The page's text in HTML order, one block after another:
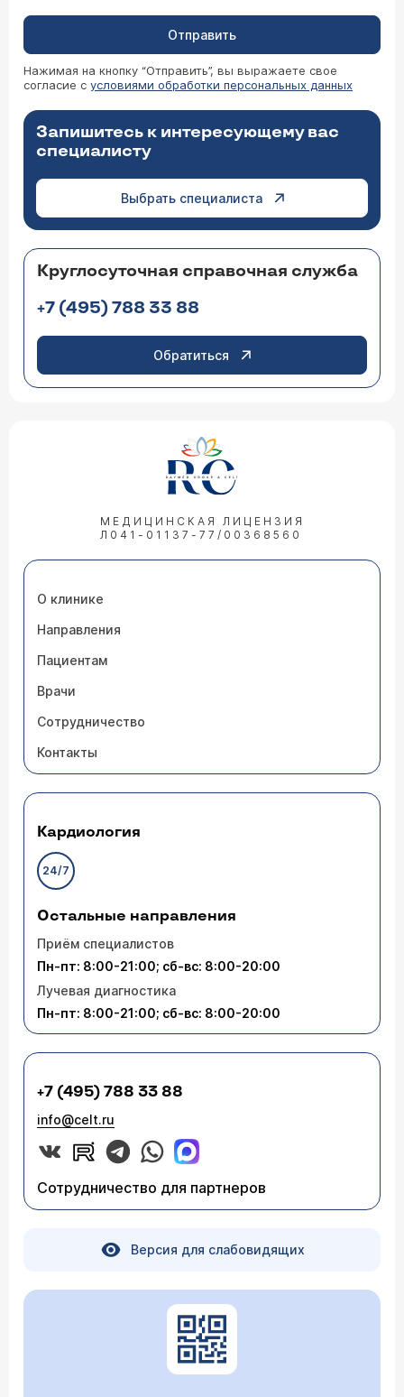
Отправить
Нажимая на кнопку “Отправить”, вы выражаете свое
согласие с условиями обработки персональных данных
Запишитесь к интересующему вас
специалисту
Выбрать специалиста
Круглосуточная справочная служба
+7 (495) 788 33 88
Обратиться
МЕДИЦИНСКАЯ ЛИЦЕНЗИЯ
Л041-01137-77/00368560
О клинике
Направления
Пациентам
Врачи
Сотрудничество
Контакты
Кардиология
24/7
Остальные направления
Приём специалистов
Пн-пт: 8:00-21:00; сб-вс: 8:00-20:00
Лучевая диагностика
Пн-пт: 8:00-21:00; сб-вс: 8:00-20:00
+7 (495) 788 33 88
info@celt.ru
Сотрудничество для партнеров
Версия для слабовидящих